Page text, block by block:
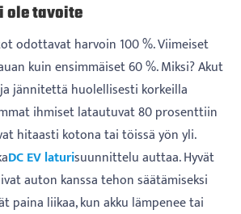
ole tavoite
odottavat harvoin 100 %. Viimeiset
kuin ensimmäiset 60 %. Miksi? Akut
jännitettä huolellisesti korkeilla
ihmiset latautuvat 80 prosenttiin
hitaasti kotona tai töissä yön yli.
DC EV laturisuunnittelu auttaa. Hyvät
auton kanssa tehon säätämiseksi
paina liikaa, kun akku lämpenee tai